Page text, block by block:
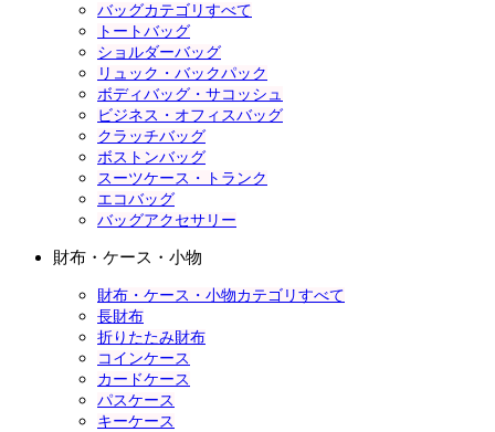
バッグカテゴリすべて
トートバッグ
ショルダーバッグ
リュック・バックパック
ボディバッグ・サコッシュ
ビジネス・オフィスバッグ
クラッチバッグ
ボストンバッグ
スーツケース・トランク
エコバッグ
バッグアクセサリー
財布・ケース・小物
財布・ケース・小物カテゴリすべて
長財布
折りたたみ財布
コインケース
カードケース
パスケース
キーケース